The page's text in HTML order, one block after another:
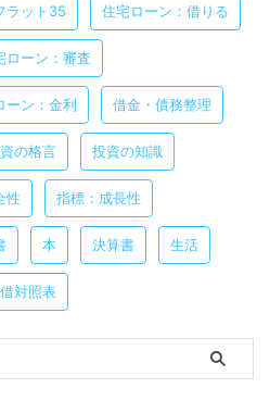
ラット35 住宅ローン：借りる
ローン：審査
ーン：金利 借金・債務整理
の格言 投資の知識
性 指標：成長性
本 決算書 生活
対照表